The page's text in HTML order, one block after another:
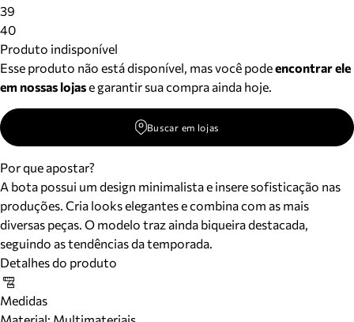
39
40
Produto indisponível
Esse produto não está disponível, mas você podeencontrar ele
em nossas lojase garantir sua compra ainda hoje.
Buscar em lojas
Por que apostar?
A bota possui um design minimalista e insere sofisticação nas
produções. Cria looks elegantes e combina com as mais
diversas peças. O modelo traz ainda biqueira destacada,
seguindo as tendências da temporada.
Detalhes do produto
Medidas